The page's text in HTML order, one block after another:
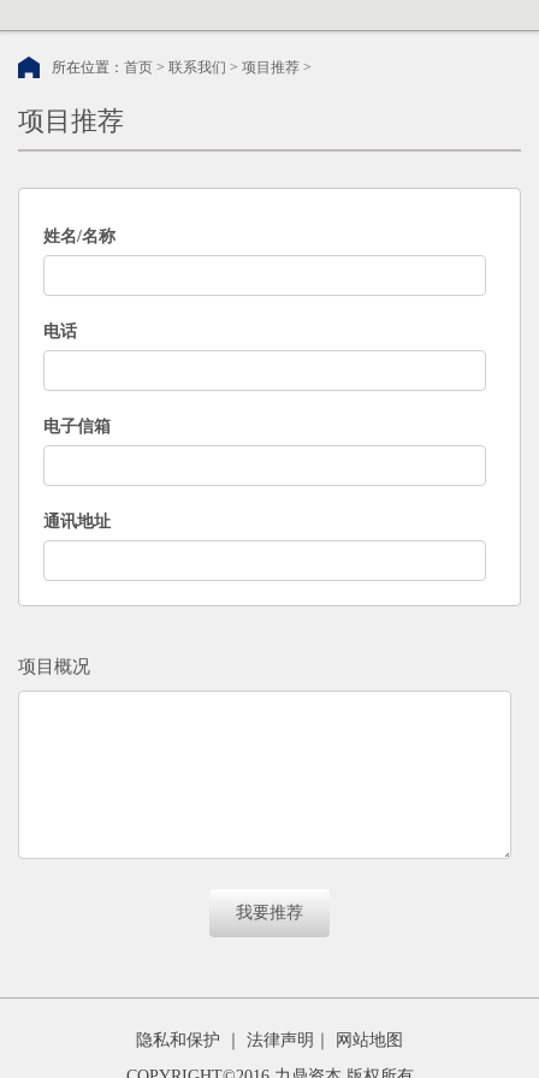
所在位置： 首页 > 联系我们 > 项目推荐 >
项目推荐
姓名/名称
电话
电子信箱
通讯地址
项目概况
隐私和保护 法律声明
网站地图